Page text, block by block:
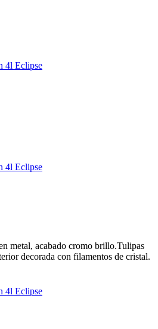
metal, acabado cromo brillo.Tulipas
decorada con filamentos de cristal.